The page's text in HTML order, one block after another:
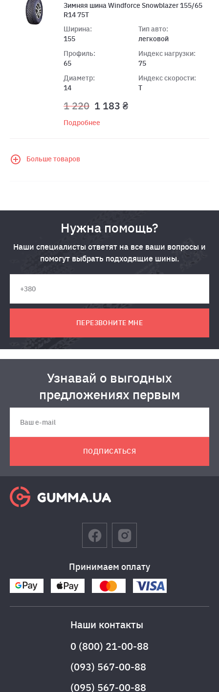
Зимняя шина Windforce Snowblazer 155/65
R14 75T
Ширина:
155
Профиль:
65
Диаметр:
14
Тип авто:
легковой
Индекс нагрузки:
75
Индекс скорости:
T
1 220 1 183 ₴
Подробнее
Больше товаров
Нужна помощь?
Наши специалисты ответят на все ваши вопросы и
помогут выбрать подходящие шины.
ПЕРЕЗВОНИТЕ МНЕ
Узнавай о выгодных
предложениях первым
ПОДПИСАТЬСЯ
Принимаем оплату
Наши контакты
0 (800) 21-00-88
(093) 567-00-88
(095) 567-00-88